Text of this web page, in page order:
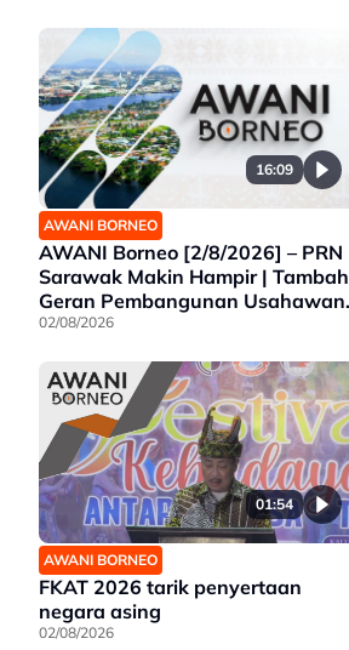
16:09
AWANI BORNEO
AWANI Borneo [2/8/2026] – PRN
Sarawak Makin Hampir | Tambah
Geran Pembangunan Usahawan
Wanita | Projek Empangan Air
02/08/2026
01:54
AWANI BORNEO
FKAT 2026 tarik penyertaan
negara asing
02/08/2026